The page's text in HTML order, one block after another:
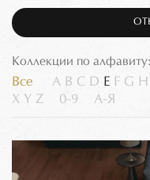
Коллекции по алфавиту:
Все A B C D E F G H
X Y Z 0-9 А-Я